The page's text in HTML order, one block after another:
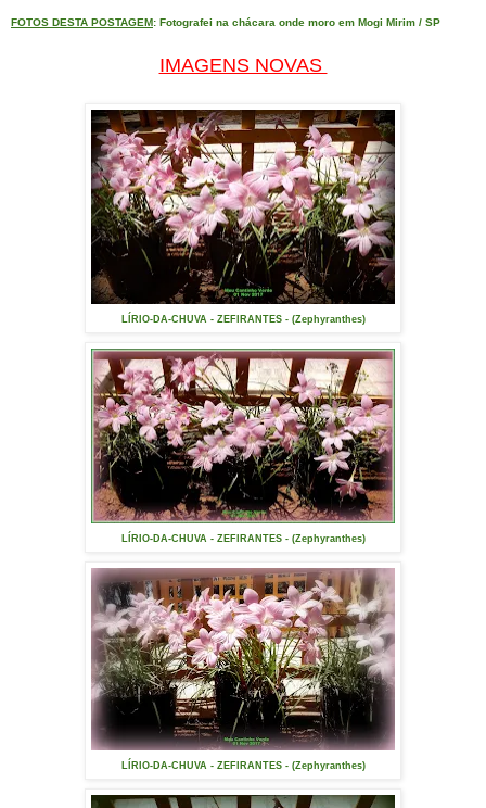
FOTOS DESTA POSTAGEM: Fotografei na chácara onde moro em Mogi Mirim / SP
IMAGENS NOVAS
LÍRIO-DA-CHUVA - ZEFIRANTES - (Zephyranthes)
LÍRIO-DA-CHUVA - ZEFIRANTES - (Zephyranthes)
LÍRIO-DA-CHUVA - ZEFIRANTES - (Zephyranthes)